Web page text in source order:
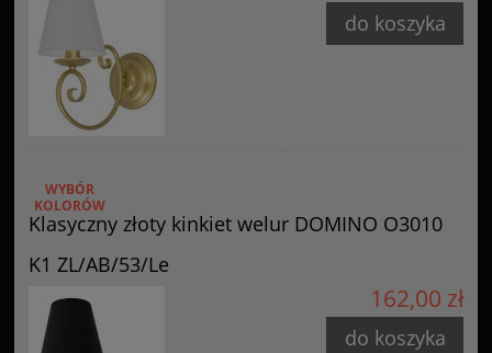
do koszyka
Klasyczny złoty kinkiet welur DOMINO O3010
K1 ZL/AB/53/Le
WYBÓR
KOLORÓW
162,00 zł
do koszyka